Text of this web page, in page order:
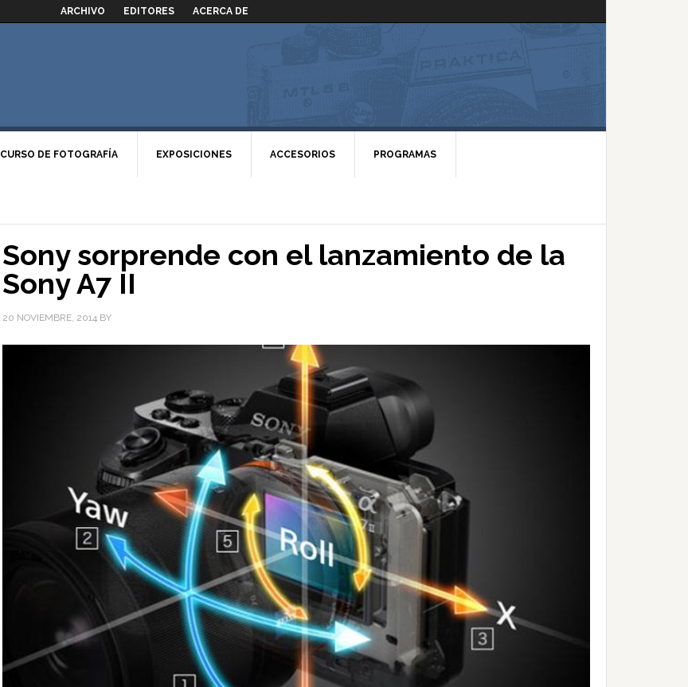
ARCHIVO EDITORES ACERCA DE
CURSO DE FOTOGRAFÍA EXPOSICIONES ACCESORIOS PROGRAMAS
Sony sorprende con el lanzamiento de la
Sony A7 II
20 NOVIEMBRE, 2014 BY